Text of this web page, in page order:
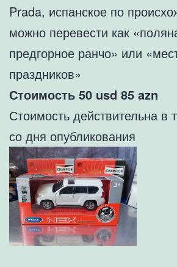
Prada, испанское по
можно перевести как
предгорное ранчо» или
праздников»
Стоимость 50 usd 85 azn
Стоимость действительна в
со дня опубликования